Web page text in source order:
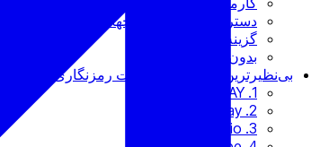
دسترسی به بازارهای جهانی
گزینه های ادغام
بدون استرداد هزینه
بی‌نظیرترین درگاه‌های پرداخت رمزنگاری در سال 2023
1. B2BINPAY
2. DePay
3. Plisio